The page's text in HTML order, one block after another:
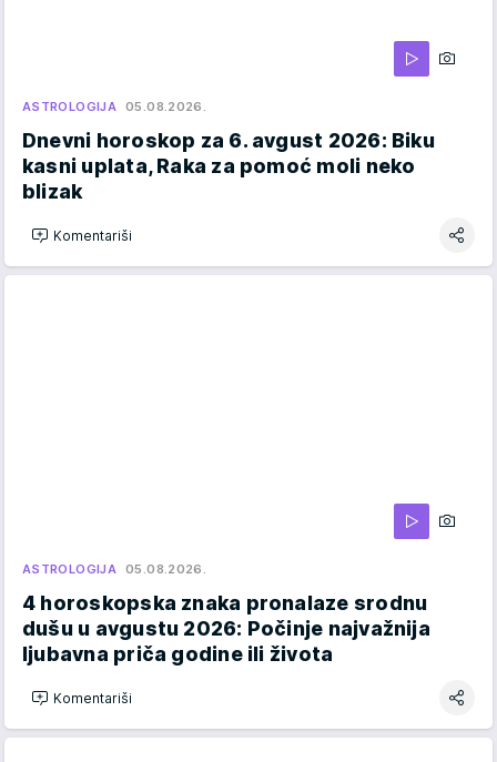
ASTROLOGIJA 05.08.2026.
Dnevni horoskop za 6. avgust 2026: Biku
kasni uplata, Raka za pomoć moli neko
blizak
Komentariši
ASTROLOGIJA 05.08.2026.
4 horoskopska znaka pronalaze srodnu
dušu u avgustu 2026: Počinje najvažnija
ljubavna priča godine ili života
Komentariši